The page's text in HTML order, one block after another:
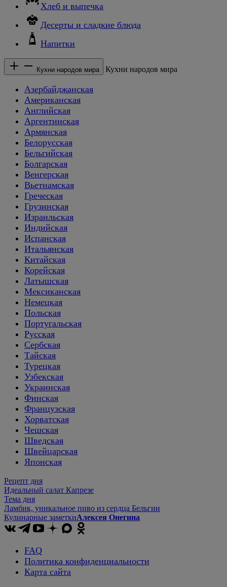
Хлеб и выпечка
Десерты и сладкие блюда
Напитки
Кухни народов мира Кухни народов мира
Азербайджанская
Американская
Английская
Аргентинская
Армянская
Белорусская
Бельгийская
Болгарская
Венгерская
Вьетнамская
Греческая
Грузинская
Израильская
Индийская
Испанская
Итальянская
Китайская
Корейская
Латышская
Мексиканская
Немецкая
Польская
Португальская
Русская
Сербская
Тайская
Турецкая
Узбекская
Украинская
Финская
Французская
Хорватская
Чешская
Шведская
Швейцарская
Японская
Рецепт дня
Идеальный салат Капрезе
Тема дня
Ламбик, уникальное пиво из сердца Бельгии
Кулинарные заметкиАлексея Онегина
FAQ
Политика конфиденциальности
Карта сайта